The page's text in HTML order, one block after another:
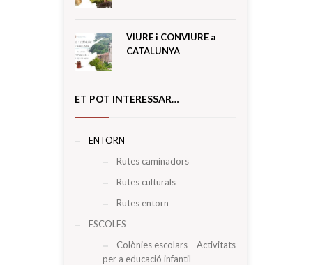
VIURE i CONVIURE a
CATALUNYA
ET POT INTERESSAR…
ENTORN
Rutes caminadors
Rutes culturals
Rutes entorn
ESCOLES
Colònies escolars – Activitats
per a educació infantil